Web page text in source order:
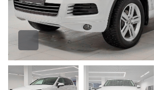
7 - Лонжерон пер левый